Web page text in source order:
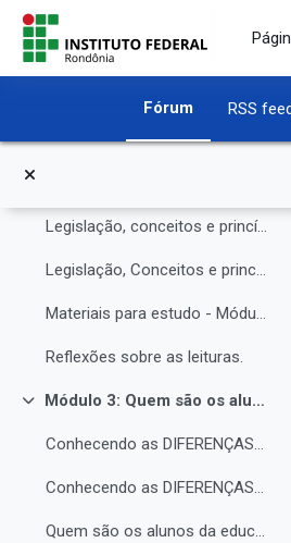
Ir para o conteúdo principal
Fórum RSS
Compartilhando Saberes e Experiências.
Legislação, conceitos e princípios da educação inclusiva.
Legislação, Conceitos e princípios da educação inclusiva (parte 2)
Materiais para estudo - Módulo 2.
Reflexões sobre as leituras.
Contrair
Módulo 3: Quem são os alunos da educação inclusiva.
Conhecendo as DIFERENÇAS para promover a IGUALDADE com EQUIDADE.
Conhecendo as DIFERENÇAS para promover a IGUALDADE com EQUIDADE.
Quem são os alunos da educação inclusiva.